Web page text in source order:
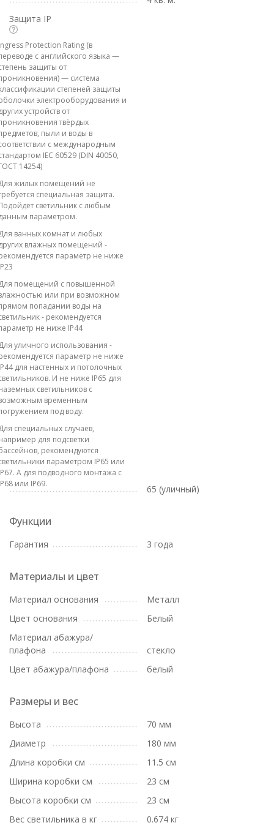
Защита IP
Protection Rating (в
с английского языка —
защиты от
— система
степеней защиты
электрооборудования и
устройств от
твёрдых
пыли и воды в
с международным
IEC 60529 (DIN 40050,
14254)
жилых помещений не
специальная защита.
светильник с любым
параметром.
ванных комнат и любых
влажных помещений -
параметр не ниже
помещений с повышенной
или при возможном
попадании воды на
- рекомендуется
не ниже IP44
уличного использования -
параметр не ниже
для настенных и потолочных
И не ниже IP65 для
светильников с
временным
под воду.
специальных случаев,
для подсветки
рекомендуются
параметром IP65 или
А для подводного монтажа с
или IP69.
65 (уличный)
Функции
Гарантия 3 года
Материалы и цвет
Материал основания
Металл
Цвет основания
Белый
Материал абажура/
плафона
стекло
Цвет абажура/плафона
белый
Размеры и вес
Высота
70 мм
Диаметр
180 мм
Длина коробки см
11.5 см
Ширина коробки см
23 см
Высота коробки см
23 см
Вес светильника в кг
0.674 кг